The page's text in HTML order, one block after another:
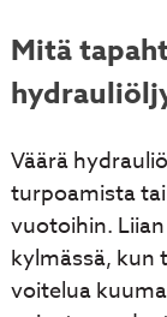
Mitä
Väärä
turpoamista
vuotoihin.
kylmässä, kun
voitelua